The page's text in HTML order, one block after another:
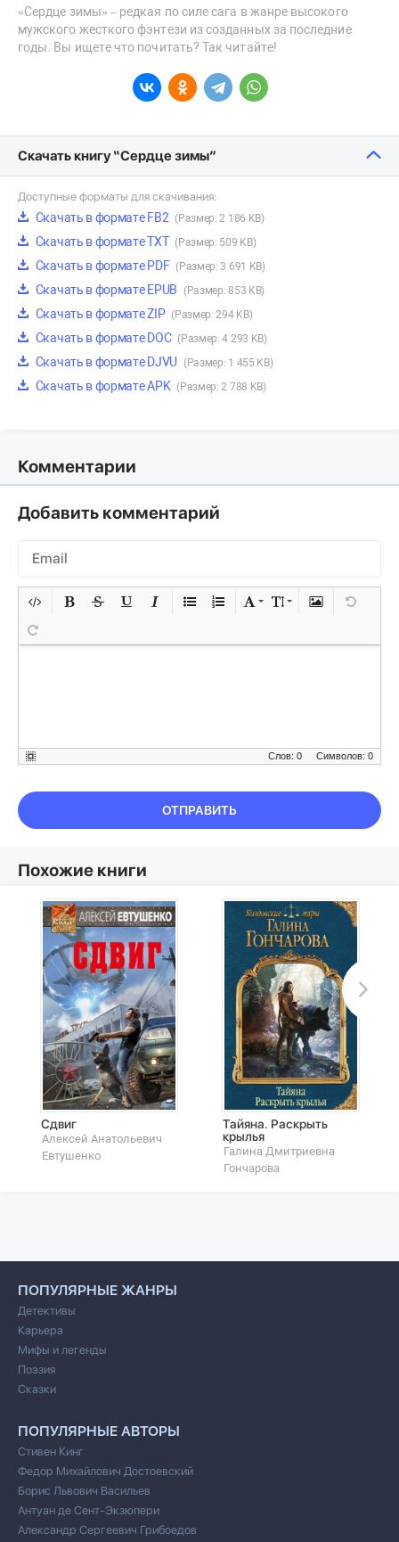
«Сердце зимы» – редкая по силе сага в жанре высокого
мужского жесткого фэнтези из созданных за последние
годы. Вы ищете что почитать? Так читайте!
Скачать книгу “Сердце зимы”
Доступные форматы для скачивания:
Скачать в формате FB2 (Размер: 2 186 KB)
Скачать в формате TXT (Размер: 509 KB)
Скачать в формате PDF (Размер: 3 691 KB)
Скачать в формате EPUB (Размер: 853 KB)
Скачать в формате ZIP (Размер: 294 KB)
Скачать в формате DOC (Размер: 4 293 KB)
Скачать в формате DJVU (Размер: 1 455 KB)
Скачать в формате APK (Размер: 2 788 KB)
Комментарии
Добавить комментарий
Символов: 0
Слов: 0
ОТПРАВИТЬ
Похожие книги
Сдвиг
Алексей Анатольевич
Евтушенко
Тайяна. Раскрыть
крылья
Галина Дмитриевна
Гончарова
ПОПУЛЯРНЫЕ ЖАНРЫ
Детективы
Карьера
Мифы и легенды
Поэзия
Сказки
ПОПУЛЯРНЫЕ АВТОРЫ
Стивен Кинг
Федор Михайлович Достоевский
Борис Львович Васильев
Антуан де Сент-Экзюпери
Александр Сергеевич Грибоедов